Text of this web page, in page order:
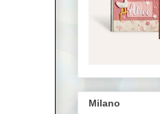
Milano